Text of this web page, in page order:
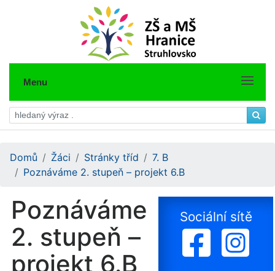
Menu
Domů Žáci Stránky tříd
7. B
Poznáváme 2. stupeň – projekt 6.B
Poznáváme
2. stupeň –
projekt 6.B
Sociální sítě